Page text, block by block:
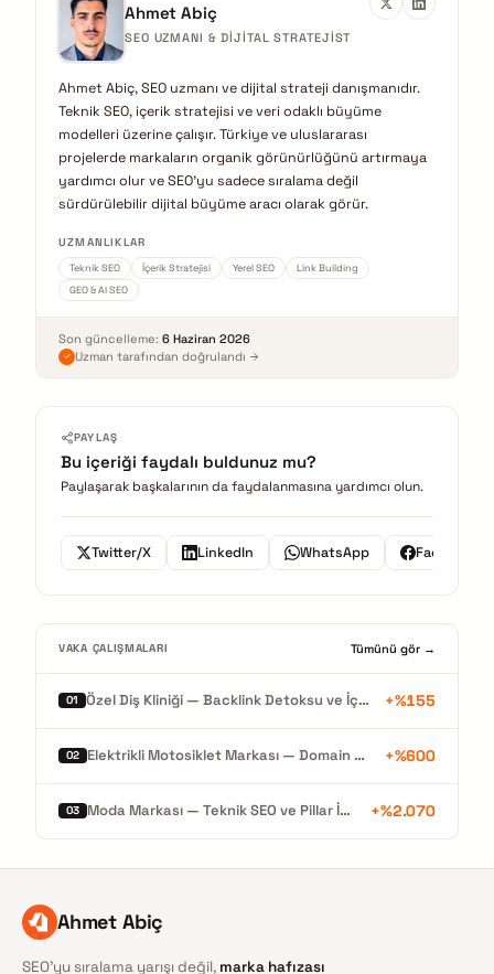
Ahmet Abiç
SEO UZMANI & DIJITAL STRATEJIST
Ahmet Abiç, SEO uzmanı ve dijital strateji danışmanıdır.
Teknik SEO, içerik stratejisi ve veri odaklı büyüme
modelleri üzerine çalışır. Türkiye ve uluslararası
projelerde markaların organik görünürlüğünü artırmaya
yardımcı olur ve SEO'yu sadece sıralama değil
sürdürülebilir dijital büyüme aracı olarak görür.
UZMANLIKLAR
Teknik SEO İçerik Stratejisi Yerel SEO
Link Building
GEO & AI SEO
Son güncelleme: 6 Haziran 2026
Uzman tarafından doğrulandı
PAYLAŞ
Bu içeriği faydalı buldunuz mu?
Paylaşarak başkalarının da faydalanmasına yardımcı olun.
Twitter/X LinkedIn WhatsApp Facebook
VAKA ÇALIŞMALARI Tümünü gör →
01 Özel Diş Kliniği — Backlink Detoksu ve İçerik Mimarisiyle Organik Büyüme +%155
02 Elektrikli Motosiklet Markası — Domain Migrasyonu ve %600 Organik Büyüme +%600
03 Moda Markası — Teknik SEO ve Pillar İçerikle Rekor Organik Büyüme +%2.070
Ahmet Abiç
SEO'yu sıralama yarışı değil, marka hafızası